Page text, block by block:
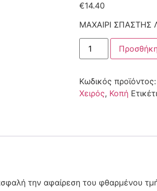
€14.40
ΜΑΧΑΙΡΙ ΣΠΑΣΤΗΣ
Κωδικός προϊόντος:
Χειρός, Κοπή
την αφαίρεση του φθαρμένου